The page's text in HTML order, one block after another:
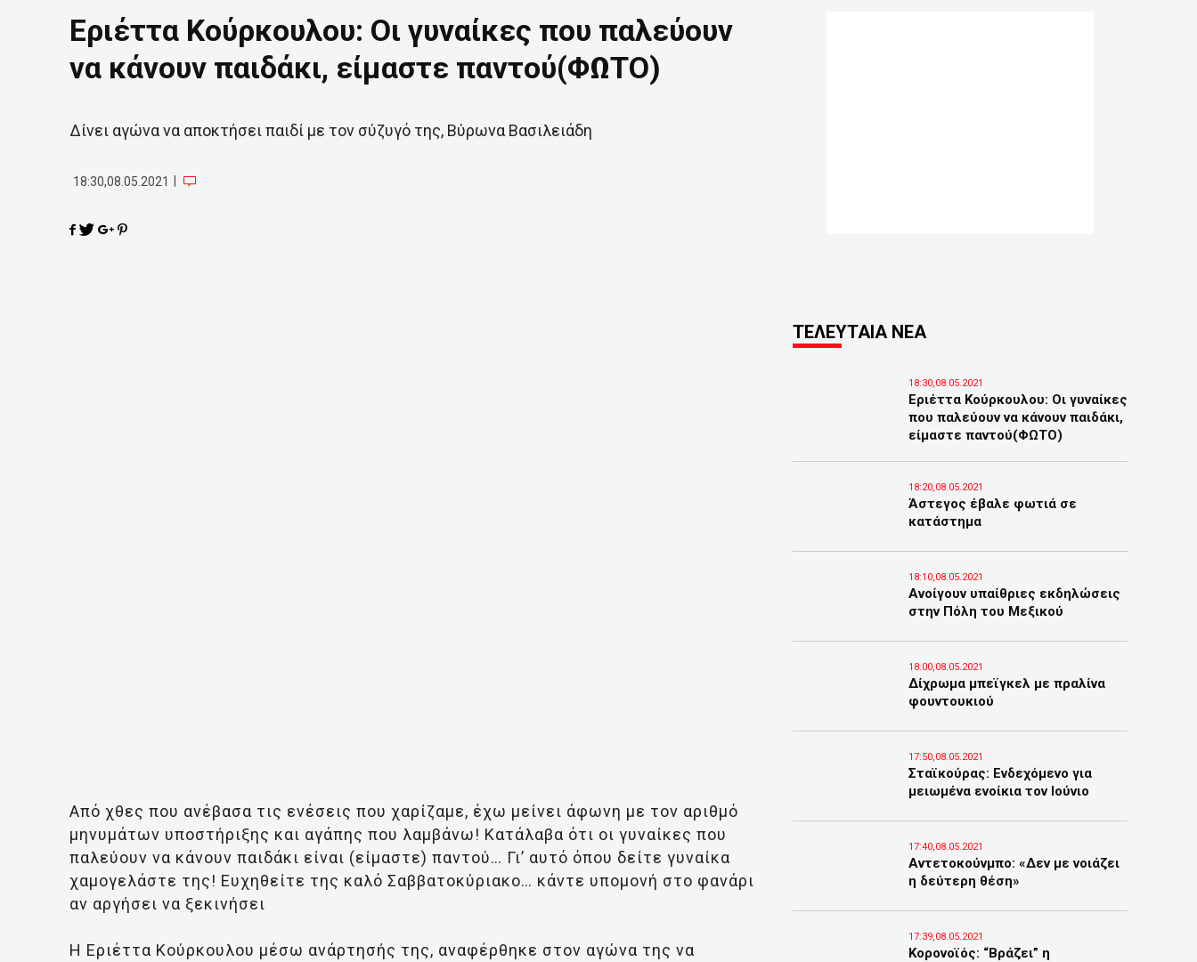
Εριέττα Κούρκουλου: Οι γυναίκες που παλεύουν
να κάνουν παιδάκι, είμαστε παντού(ΦΩΤΟ)
Δίνει αγώνα να αποκτήσει παιδί με τον σύζυγό της, Βύρωνα Βασιλειάδη
18:30,08.05.2021
Από χθες που ανέβασα τις ενέσεις που χαρίζαμε, έχω μείνει άφωνη με τον αριθμό
μηνυμάτων υποστήριξης και αγάπης που λαμβάνω! Κατάλαβα ότι οι γυναίκες που
παλεύουν να κάνουν παιδάκι είναι (είμαστε) παντού… Γι’ αυτό όπου δείτε γυναίκα
χαμογελάστε της! Ευχηθείτε της καλό Σαββατοκύριακο… κάντε υπομονή στο φανάρι
αν αργήσει να ξεκινήσει
H Εριέττα Κούρκουλου μέσω ανάρτησής της, αναφέρθηκε στον αγώνα της να
ΤΕΛΕΥΤΑΙΑ ΝΕΑ
18:30,08.05.2021
Εριέττα Κούρκουλου: Οι γυναίκες
που παλεύουν να κάνουν παιδάκι,
είμαστε παντού(ΦΩΤΟ)
18:20,08.05.2021
Άστεγος έβαλε φωτιά σε
κατάστημα
18:10,08.05.2021
Ανοίγουν υπαίθριες εκδηλώσεις
στην Πόλη του Μεξικού
18:00,08.05.2021
Δίχρωμα μπεϊγκελ με πραλίνα
φουντουκιού
17:50,08.05.2021
Σταϊκούρας: Ενδεχόμενο για
μειωμένα ενοίκια τον Ιούνιο
17:40,08.05.2021
Αντετοκούνμπο: «Δεν με νοιάζει
η δεύτερη θέση»
17:39,08.05.2021
Κορονοϊός: “Βράζει” η